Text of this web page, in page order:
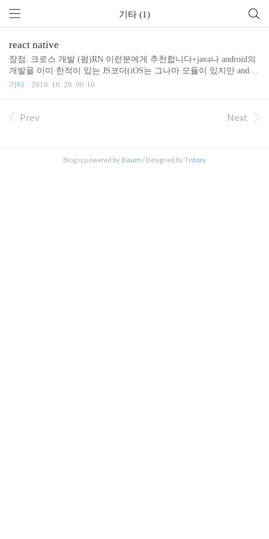
기타 (1)
react native
장점: 크로스 개발 (펌)RN 이런분에게 추천합니다+java나 android의
개발을 이미 한적이 있는 JS코더(iOS는 그나마 모듈이 있지만 androi
d가 정말 적습니다)프로토타입 정도만 만들 생각인 JS코더android, i
을 많이 한 사람이 있고 자주 물어볼수 있는 경우.(물론 주변에 물어
검색해서 안나옵니다.자기가 해결해야되요)영어가 어려운 사람 (절
기타 2018. 10. 26. 00:16
Prev Next
Blog is powered by Daum / Designed byTistory